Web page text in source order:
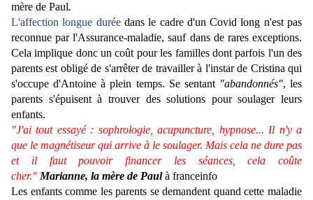
mère de Paul.
L'affection longue duréedans le cadre d'un Covid long n'est pas
reconnue par l'Assurance-maladie, sauf dans de rares exceptions.
Cela implique donc un coût pour les familles dont parfois l'un des
parents est obligé de s'arrêter de travailler à l'instar de Cristina qui
s'occupe d'Antoine à plein temps. Se sentant "abandonnés", les
parents s'épuisent à trouver des solutions pour soulager leurs
enfants.
"J'ai tout essayé : sophrologie, acupuncture, hypnose... Il n'y a
que le magnétiseur qui arrive à le soulager. Mais cela ne dure pas
et il faut pouvoir financer les séances, cela coûte
cher." Marianne, la mère de Paul à franceinfo
Les enfants comme les parents se demandent quand cette maladie